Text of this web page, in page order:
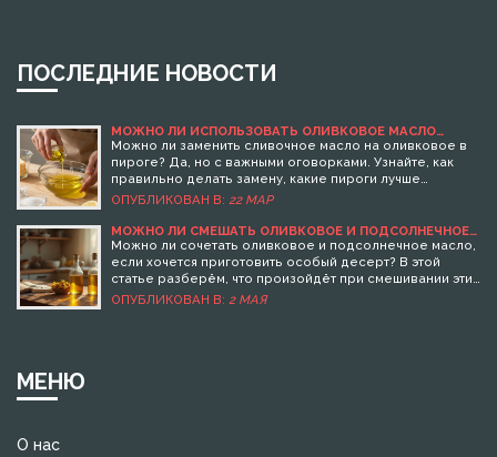
ПОСЛЕДНИЕ НОВОСТИ
МОЖНО ЛИ ИСПОЛЬЗОВАТЬ ОЛИВКОВОЕ МАСЛО
ВМЕСТО СЛИВОЧНОГО МАСЛА В ПИРОГЕ: ПОДРОБНОЕ
РУКОВОДСТВО
Можно ли заменить сливочное масло на оливковое в
пироге? Да, но с важными оговорками. Узнайте, как
правильно делать замену, какие пироги лучше
получаются и почему простая замена может испортить
ОПУБЛИКОВАН В: 22 МАР
МОЖНО ЛИ СМЕШАТЬ ОЛИВКОВОЕ И ПОДСОЛНЕЧНОЕ
МАСЛО: ЧТО НУЖНО ЗНАТЬ ДЛЯ ИДЕАЛЬНЫХ
Можно ли сочетать оливковое и подсолнечное масло,
если хочется приготовить особый десерт? В этой
статье разберём, что произойдёт при смешивании этих
масел, меняется ли вкус, и как это влияет на текстуру и
ОПУБЛИКОВАН В: 2 МАЯ
МЕНЮ
О нас